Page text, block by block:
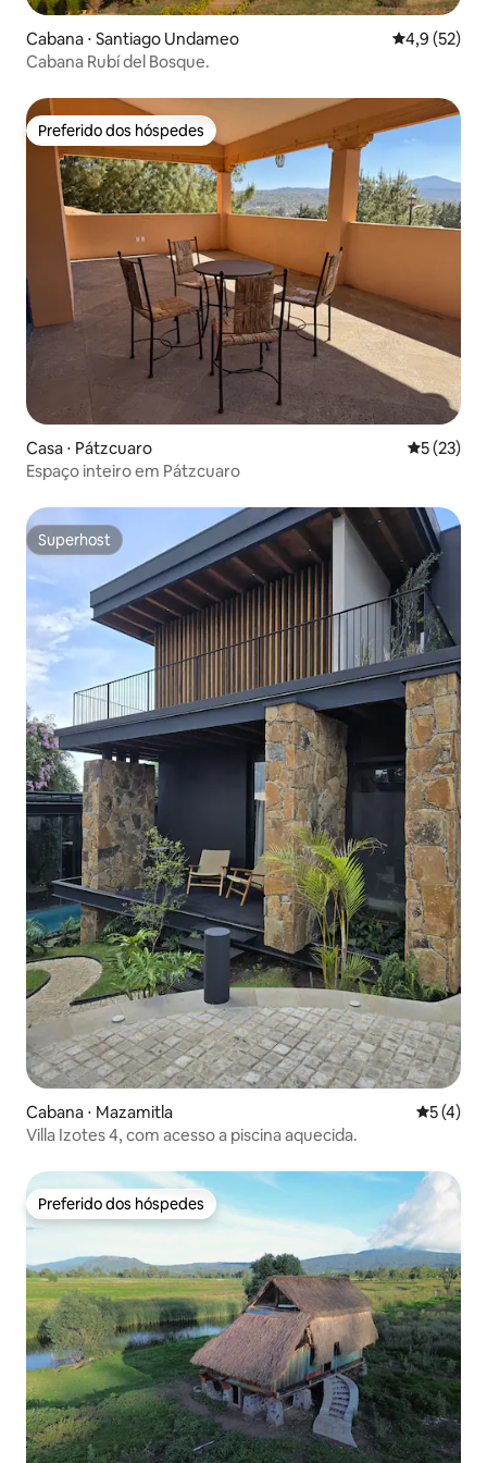
Cabana ⋅ Santiago Undameo 4,9 de uma
4,9 (52)
Cabana Rubí del Bosque.
Preferido dos hóspedes
Preferido dos hóspedes
Casa ⋅ Pátzcuaro 5 de uma
5 (23)
Espaço inteiro em Pátzcuaro
Superhost
Superhost
Cabana ⋅ Mazamitla 5 de
5 (4)
Villa Izotes 4, com acesso a piscina aquecida.
Preferido dos hóspedes
Preferido dos hóspedes